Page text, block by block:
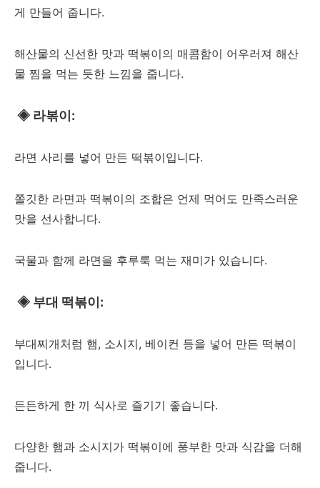
게 만들어 줍니다.
해산물의 신선한 맛과 떡볶이의 매콤함이 어우러져 해산
물 찜을 먹는 듯한 느낌을 줍니다.
◈ 라볶이:
라면 사리를 넣어 만든 떡볶이입니다.
쫄깃한 라면과 떡볶이의 조합은 언제 먹어도 만족스러운
맛을 선사합니다.
국물과 함께 라면을 후루룩 먹는 재미가 있습니다.
◈ 부대 떡볶이:
부대찌개처럼 햄, 소시지, 베이컨 등을 넣어 만든 떡볶이
입니다.
든든하게 한 끼 식사로 즐기기 좋습니다.
다양한 햄과 소시지가 떡볶이에 풍부한 맛과 식감을 더해
줍니다.